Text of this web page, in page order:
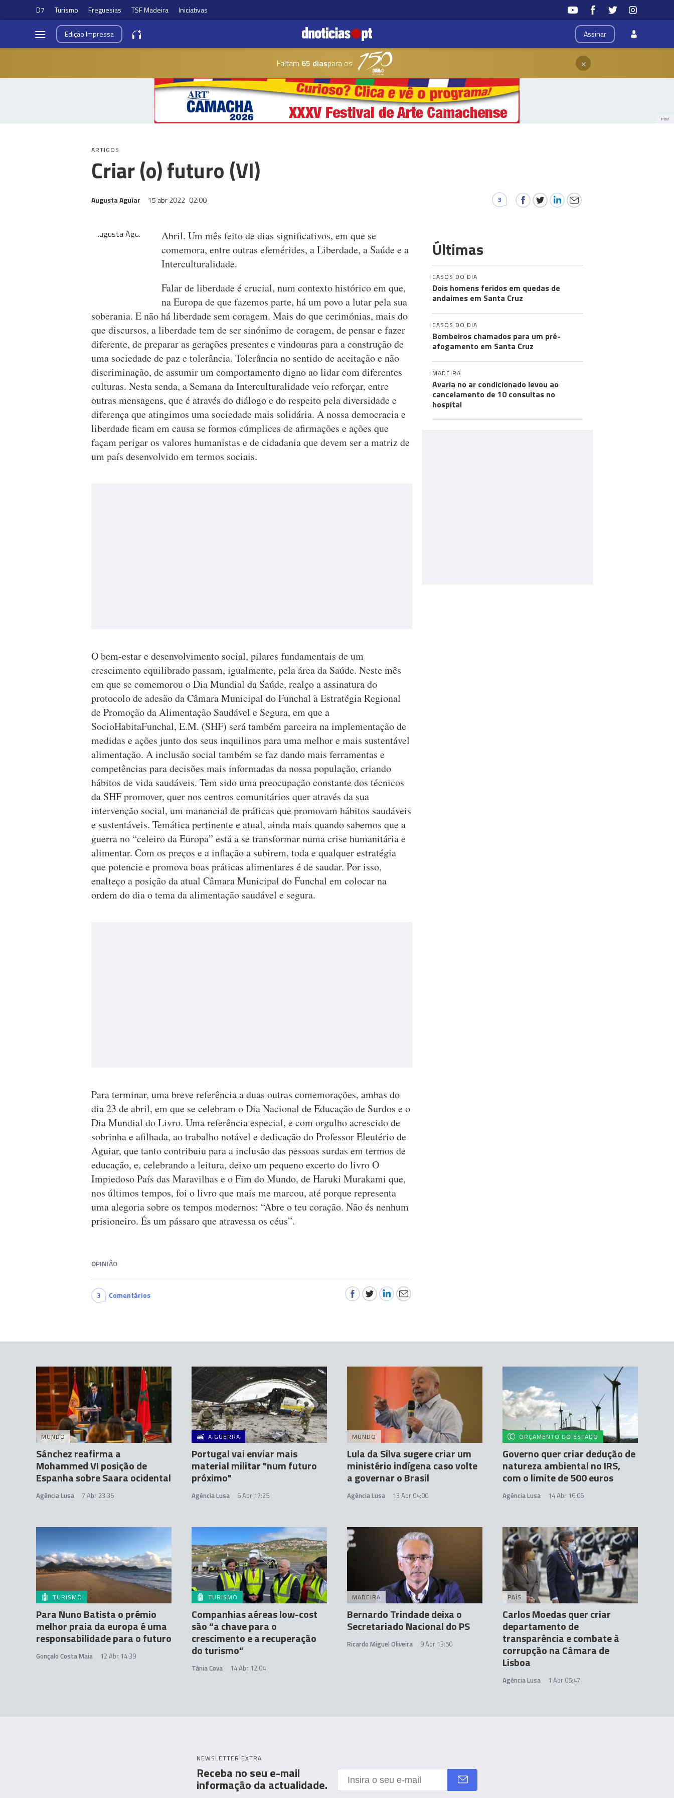
D7 Turismo Freguesias TSF Madeira Iniciativas
Assinar
EdiçãoImpressa
Faltam 65 diaspara os ×
PUB
ARTIGOS
Criar (o) futuro (VI)
Augusta Aguiar 15 abr 2022 02:00 3
Abril. Um mês feito de dias significativos, em que se
comemora, entre outras efemérides, a Liberdade, a Saúde e a
Interculturalidade.
Falar de liberdade é crucial, num contexto histórico em que,
na Europa de que fazemos parte, há um povo a lutar pela sua
soberania. E não há liberdade sem coragem. Mais do que cerimónias, mais do
que discursos, a liberdade tem de ser sinónimo de coragem, de pensar e fazer
diferente, de preparar as gerações presentes e vindouras para a construção de
uma sociedade de paz e tolerância. Tolerância no sentido de aceitação e não
discriminação, de assumir um comportamento digno ao lidar com diferentes
culturas. Nesta senda, a Semana da Interculturalidade veio reforçar, entre
outras mensagens, que é através do diálogo e do respeito pela diversidade e
diferença que atingimos uma sociedade mais solidária. A nossa democracia e
liberdade ficam em causa se formos cúmplices de afirmações e ações que
façam perigar os valores humanistas e de cidadania que devem ser a matriz de
um país desenvolvido em termos sociais.
O bem-estar e desenvolvimento social, pilares fundamentais de um
crescimento equilibrado passam, igualmente, pela área da Saúde. Neste mês
em que se comemorou o Dia Mundial da Saúde, realço a assinatura do
protocolo de adesão da Câmara Municipal do Funchal à Estratégia Regional
de Promoção da Alimentação Saudável e Segura, em que a
SocioHabitaFunchal, E.M. (SHF) será também parceira na implementação de
medidas e ações junto dos seus inquilinos para uma melhor e mais sustentável
alimentação. A inclusão social também se faz dando mais ferramentas e
competências para decisões mais informadas da nossa população, criando
hábitos de vida saudáveis. Tem sido uma preocupação constante dos técnicos
da SHF promover, quer nos centros comunitários quer através da sua
intervenção social, um manancial de práticas que promovam hábitos saudáveis
e sustentáveis. Temática pertinente e atual, ainda mais quando sabemos que a
guerra no “celeiro da Europa” está a se transformar numa crise humanitária e
alimentar. Com os preços e a inflação a subirem, toda e qualquer estratégia
que potencie e promova boas práticas alimentares é de saudar. Por isso,
enalteço a posição da atual Câmara Municipal do Funchal em colocar na
ordem do dia o tema da alimentação saudável e segura.
Para terminar, uma breve referência a duas outras comemorações, ambas do
dia 23 de abril, em que se celebram o Dia Nacional de Educação de Surdos e o
Dia Mundial do Livro. Uma referência especial, e com orgulho acrescido de
sobrinha e afilhada, ao trabalho notável e dedicação do Professor Eleutério de
Aguiar, que tanto contribuiu para a inclusão das pessoas surdas em termos de
educação, e, celebrando a leitura, deixo um pequeno excerto do livro O
Impiedoso País das Maravilhas e o Fim do Mundo, de Haruki Murakami que,
nos últimos tempos, foi o livro que mais me marcou, até porque representa
uma alegoria sobre os tempos modernos: “Abre o teu coração. Não és nenhum
prisioneiro. És um pássaro que atravessa os céus”.
OPINIÃO
3 Comentários
Últimas
CASOS DO DIA
Dois homens feridos em quedas de
andaimes em Santa Cruz
CASOS DO DIA
Bombeiros chamados para um pré-
afogamento em Santa Cruz
MADEIRA
Avaria no ar condicionado levou ao
cancelamento de 10 consultas no
hospital
MUNDO
Sánchez reafirma a
Mohammed VI posição de
Espanha sobre Saara ocidental
Agência Lusa 7 Abr 23:36
A GUERRA
Portugal vai enviar mais
material militar "num futuro
próximo"
Agência Lusa 6 Abr 17:25
MUNDO
Lula da Silva sugere criar um
ministério indígena caso volte
a governar o Brasil
Agência Lusa 13 Abr 04:00
ORÇAMENTO DO ESTADO
Governo quer criar dedução de
natureza ambiental no IRS,
com o limite de 500 euros
Agência Lusa 14 Abr 16:06
TURISMO
Para Nuno Batista o prémio
melhor praia da europa é uma
responsabilidade para o futuro
Gonçalo Costa Maia 12 Abr 14:39
TURISMO
Companhias aéreas low-cost
são “a chave para o
crescimento e a recuperação
do turismo”
Tânia Cova 14 Abr 12:04
MADEIRA
Bernardo Trindade deixa o
Secretariado Nacional do PS
Ricardo Miguel Oliveira 9 Abr 13:50
PAÍS
Carlos Moedas quer criar
departamento de
transparência e combate à
corrupção na Câmara de
Lisboa
Agência Lusa 1 Abr 05:47
NEWSLETTER EXTRA
Receba no seu e-mail
informação da actualidade.